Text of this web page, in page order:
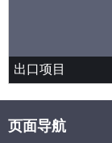
出口项目
页面导航